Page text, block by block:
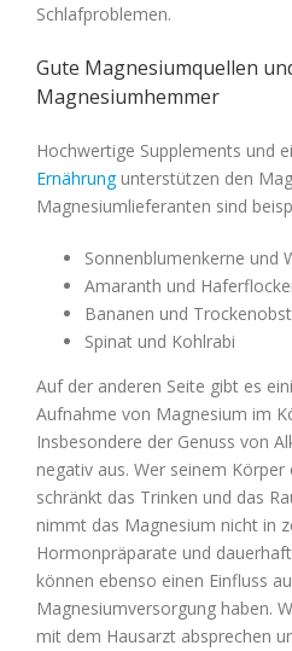
Schlafproblemen.
Gute Magnesiumquellen
Magnesiumhemmer
Hochwertige Supplements und
Ernährungunterstützen den
Magnesiumlieferanten sind
Sonnenblumenkerne und
Amaranth und
Bananen und
Spinat und Kohlrabi
Auf der anderen Seite gibt es
Aufnahme von Magnesium im
Insbesondere der Genuss von
negativ aus. Wer seinem
schränkt das Trinken und das
nimmt das Magnesium nicht in
Hormonpräparate und
können ebenso einen Einfluss
Magnesiumversorgung haben.
mit dem Hausarzt absprechen